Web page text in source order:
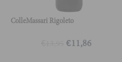
ColleMassari Rigoleto
€11,86